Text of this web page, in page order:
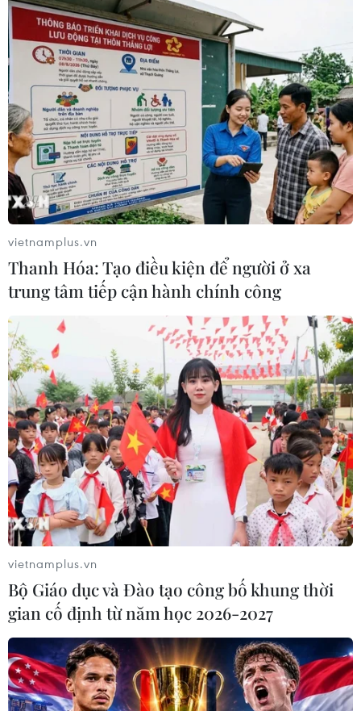
TIN CÙNG CHUYÊN MỤC
vietnamplus.vn
Thanh Hóa: Tạo điều kiện để người ở xa
trung tâm tiếp cận hành chính công
vietnamplus.vn
Bộ Giáo dục và Đào tạo công bố khung thời
gian cố định từ năm học 2026-2027